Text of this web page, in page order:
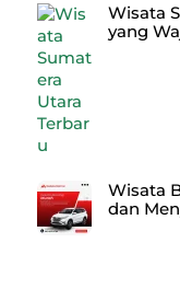
Wisata
yang
Wisata
dan